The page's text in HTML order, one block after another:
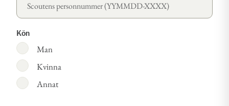
Kön
Man
Kvinna
Annat